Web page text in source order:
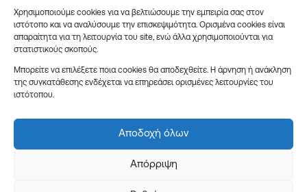
Χρησιμοποιούμε cookies για να βελτιώσουμε την εμπειρία σας στον
ιστότοπο και να αναλύσουμε την επισκεψιμότητα. Ορισμένα cookies είναι
απαραίτητα για τη λειτουργία του site, ενώ άλλα χρησιμοποιούνται για
στατιστικούς σκοπούς.
Μπορείτε να επιλέξετε ποια cookies θα αποδεχθείτε. Η άρνηση ή ανάκληση
της συγκατάθεσης ενδέχεται να επηρεάσει ορισμένες λειτουργίες του
ιστότοπου.
Αποδοχή όλων
Απόρριψη
info@issueprint.gr|ipsilou@gmail.com